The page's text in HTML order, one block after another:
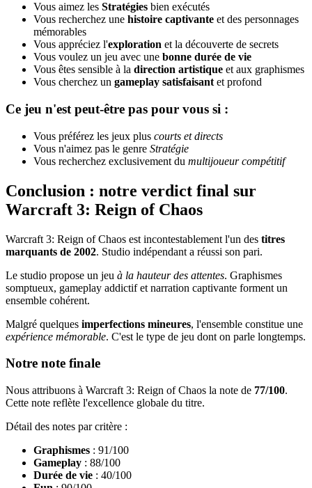
Vous aimez les Stratégies bien exécutés
Vous recherchez une histoire captivante et des personnages
mémorables
Vous appréciez l'exploration et la découverte de secrets
Vous voulez un jeu avec une bonne durée de vie
Vous êtes sensible à la direction artistique et aux graphismes
Vous cherchez un gameplay satisfaisant et profond
Ce jeu n'est peut-être pas pour vous si :
Vous préférez les jeux plus courts et directs
Vous n'aimez pas le genre Stratégie
Vous recherchez exclusivement du multijoueur compétitif
Conclusion : notre verdict final sur
Warcraft 3: Reign of Chaos
Warcraft 3: Reign of Chaos est incontestablement l'un des titres
marquants de 2002. Studio indépendant a réussi son pari.
Le studio propose un jeu à la hauteur des attentes. Graphismes
somptueux, gameplay addictif et narration captivante forment un
ensemble cohérent.
Malgré quelques imperfections mineures, l'ensemble constitue une
expérience mémorable. C'est le type de jeu dont on parle longtemps.
Notre note finale
Nous attribuons à Warcraft 3: Reign of Chaos la note de 77/100.
Cette note reflète l'excellence globale du titre.
Détail des notes par critère :
Graphismes : 91/100
Gameplay : 88/100
Durée de vie : 40/100